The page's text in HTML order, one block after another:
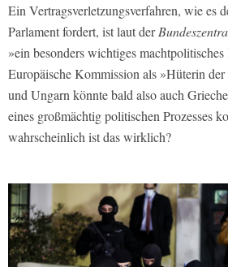
Ein Vertragsverletzungsverfahren, wie es
Parlament fordert, ist laut der
»ein besonders wichtiges
Europäische Kommission als »Hüterin
und Ungarn könnte bald also auch
eines großmächtig politischen Prozesses
wahrscheinlich ist das wirklich?